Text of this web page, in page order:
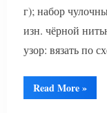
г); набор
изн. чёрной
узор: вязать по
Read More“Черно-
белая
»